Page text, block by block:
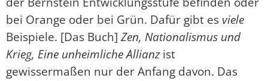
bei Orange oder bei Grün. Dafür gibt es viele
Beispiele. [Das Buch] Zen, Nationalismus und
Krieg, Eine unheimliche Allianzist
gewissermaßen nur der Anfang davon. Das